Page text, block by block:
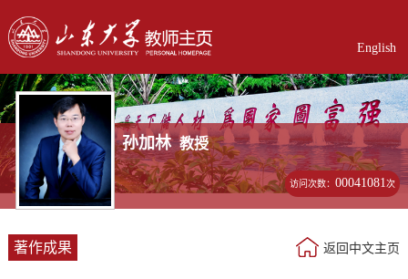
English
孙加林 教授
访问次数：00041081次
著作成果 返回中文主页